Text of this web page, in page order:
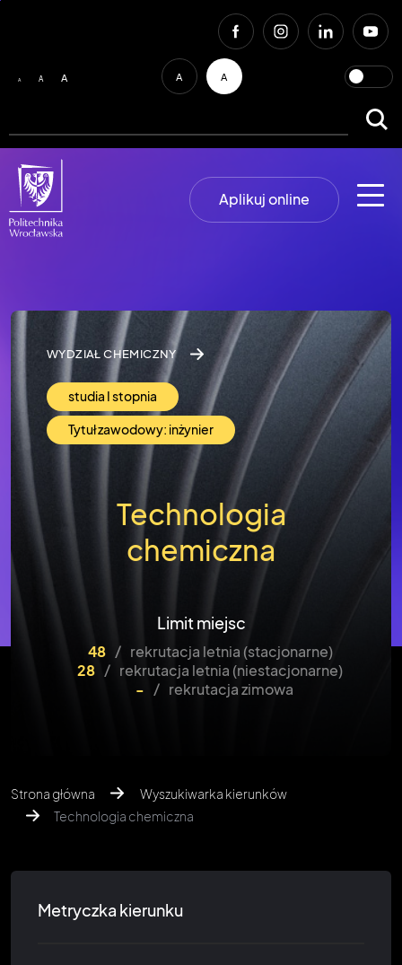
A A A A A
Aplikuj online
studia I stopnia
Tytuł zawodowy: inżynier
WYDZIAŁ CHEMICZNY
Technologia
chemiczna
Limit miejsc
48 / rekrutacja letnia (stacjonarne)
28 / rekrutacja letnia (niestacjonarne)
- / rekrutacja zimowa
Strona główna
Wyszukiwarka kierunków
Technologia chemiczna
Metryczka kierunku